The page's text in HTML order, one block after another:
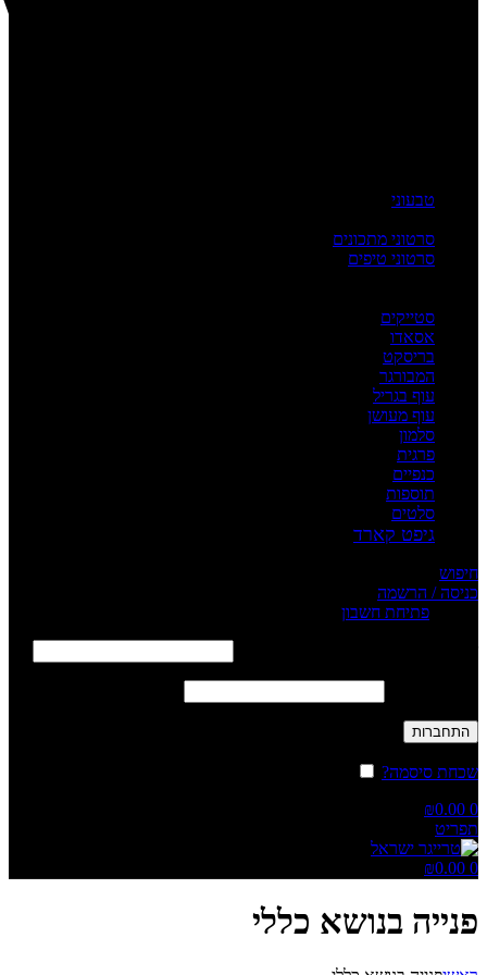
טבעוני
סרטוני מתכונים
סרטוני טיפים
סטייקים
אסאדו
בריסקט
המבורגר
עוף בגריל
עוף מעושן
סלמון
פרגית
כנפיים
תוספות
סלטים
גיפט קארד
חיפוש
כניסה / הרשמה
פתיחת חשבון
התחברות
שכחת סיסמה?
0
₪0.00
תפריט
0
₪0.00
פנייה בנושא כללי